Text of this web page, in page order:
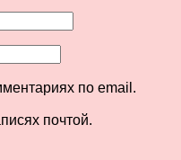
по email.
почтой.